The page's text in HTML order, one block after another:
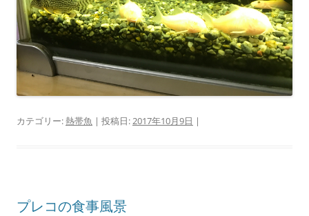
カテゴリー:熱帯魚 | 投稿日:2017年10月9日 |
プレコの食事風景